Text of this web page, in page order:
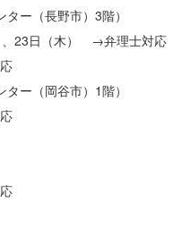
ー（長野市）3階）
日（木） →弁理士対応
ー（岡谷市）1階）